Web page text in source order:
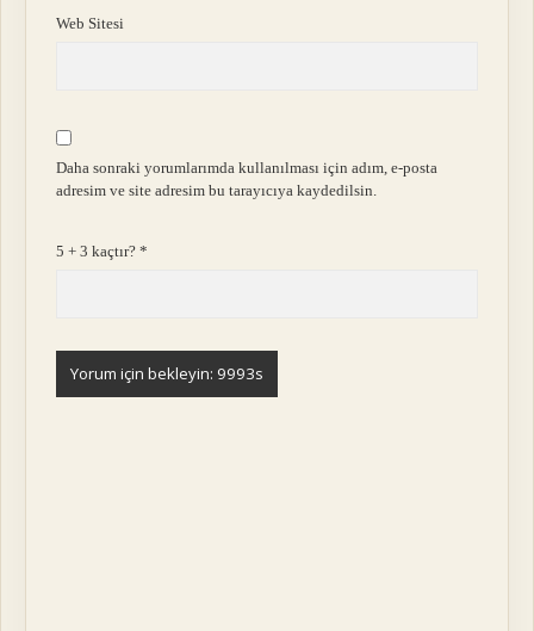
Web Sitesi
Daha sonraki yorumlarımda kullanılması için adım, e-posta
adresim ve site adresim bu tarayıcıya kaydedilsin.
5 + 3 kaçtır?*